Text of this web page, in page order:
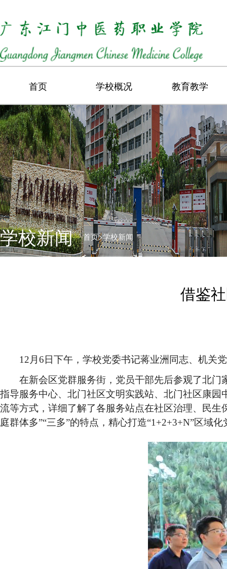
首页 学校概况 教育教学
学校新闻 首页>学校新闻
借鉴
12月6日下午，学校党委书记蒋业洲同志、机关
在新会区党群服务街，党员干部先后参观了北
指导服务中心、北门社区文明实践站、北门社区康
流等方式，详细了解了各服务站点在社区治理、民
庭群体多”“三多”的特点，精心打造“1+2+3+N”区域